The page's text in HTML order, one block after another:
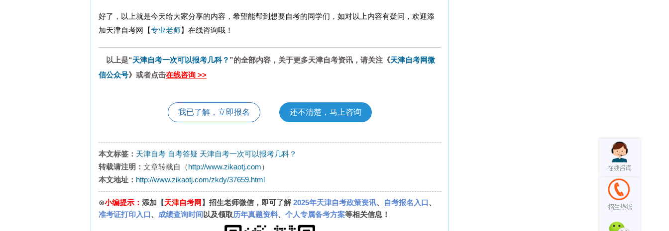
好了，以上就是今天给大家分享的内容，希望能帮到想要自考的同学们，如对以上内容有疑问，欢迎添
加天津自考网【专业老师】在线咨询哦！
以上是“天津自考一次可以报考几科？ ”的全部内容，关于更多天津自考资讯，请关注《天津自考网微
信公众号》或者点击在线咨询 >>
我已了解，立即报名 还不清楚，马上咨询
本文标签： 天津自考 自考答疑 天津自考一次可以报考几科？
转载请注明： 文章转载自（http://www.zikaotj.com）
本文地址： http://www.zikaotj.com/zkdy/37659.html
⊙小编提示： 添加【天津自考网 】招生老师微信，即可了解2025年天津自考政策资讯、 自考报名入口、
准考证打印入口、 成绩查询时间 以及领取历年真题资料、 个人专属备考方案等相关信息！